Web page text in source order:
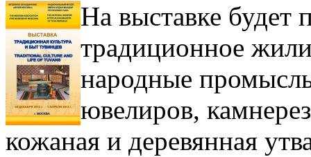
На выставке будет
традиционное
народные
ювелиров,
кожаная и деревянная